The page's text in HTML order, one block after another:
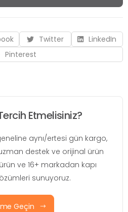
Twitter
LinkedIn
Pinterest
Etmelisiniz?
aynı/ertesi gün kargo,
destek ve orijinal ürün
ve 16+ markadan kapı
sunuyoruz.
Geçin